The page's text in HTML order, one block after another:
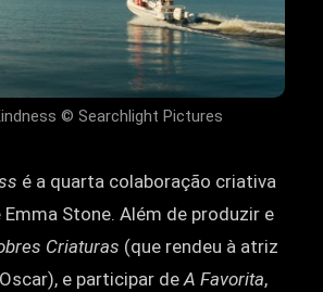
© Searchlight Pictures
é a quarta colaboração criativa
Stone. Além de produzir e
Criaturas (que rendeu à atriz
e participar deA Favorita,